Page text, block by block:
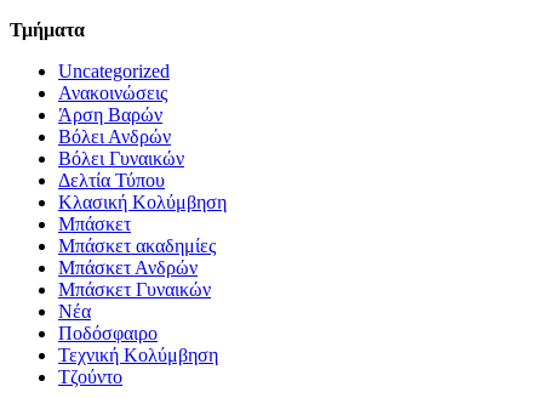
Τμήματα
Uncategorized
Ανακοινώσεις
Άρση Βαρών
Βόλει Ανδρών
Βόλει Γυναικών
Δελτία Τύπου
Κλασική Κολύμβηση
Μπάσκετ
Μπάσκετ ακαδημίες
Μπάσκετ Ανδρών
Μπάσκετ Γυναικών
Νέα
Ποδόσφαιρο
Τεχνική Κολύμβηση
Τζούντο